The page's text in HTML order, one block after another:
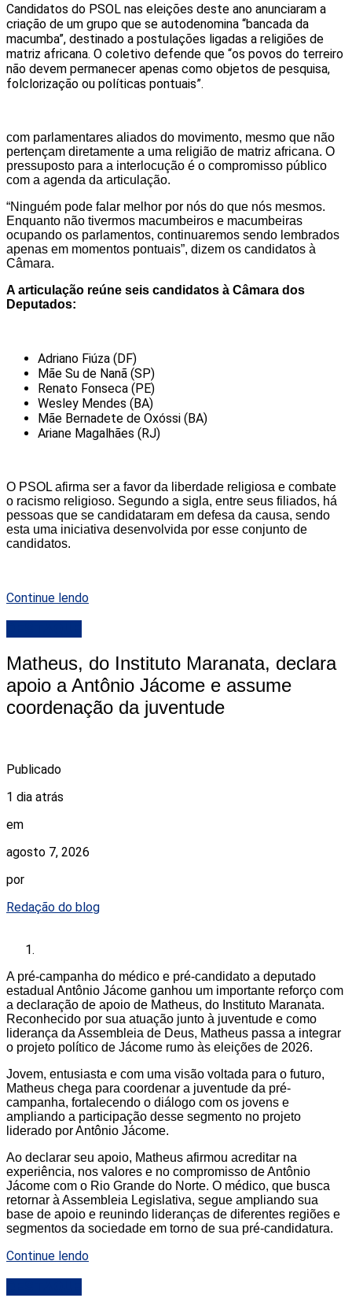
Candidatos do PSOL nas eleições deste ano anunciaram a
criação de um grupo que se autodenomina “bancada da
macumba”, destinado a postulações ligadas a religiões de
matriz africana. O coletivo defende que “os povos do terreiro
não devem permanecer apenas como objetos de pesquisa,
folclorização ou políticas pontuais”.
com parlamentares aliados do movimento, mesmo que não
pertençam diretamente a uma religião de matriz africana. O
pressuposto para a interlocução é o compromisso público
com a agenda da articulação.
“Ninguém pode falar melhor por nós do que nós mesmos.
Enquanto não tivermos macumbeiros e macumbeiras
ocupando os parlamentos, continuaremos sendo lembrados
apenas em momentos pontuais”, dizem os candidatos à
Câmara.
A articulação reúne seis candidatos à Câmara dos
Deputados:
Adriano Fiúza (DF)
Mãe Su de Nanã (SP)
Renato Fonseca (PE)
Wesley Mendes (BA)
Mãe Bernadete de Oxóssi (BA)
Ariane Magalhães (RJ)
O PSOL afirma ser a favor da liberdade religiosa e combate
o racismo religioso. Segundo a sigla, entre seus filiados, há
pessoas que se candidataram em defesa da causa, sendo
esta uma iniciativa desenvolvida por esse conjunto de
candidatos.
Continue lendo
Matheus, do Instituto Maranata, declara
apoio a Antônio Jácome e assume
coordenação da juventude
Publicado
1 dia atrás
em
agosto 7, 2026
por
Redação do blog
A pré-campanha do médico e pré-candidato a deputado
estadual Antônio Jácome ganhou um importante reforço com
a declaração de apoio de Matheus, do Instituto Maranata.
Reconhecido por sua atuação junto à juventude e como
liderança da Assembleia de Deus, Matheus passa a integrar
o projeto político de Jácome rumo às eleições de 2026.
Jovem, entusiasta e com uma visão voltada para o futuro,
Matheus chega para coordenar a juventude da pré-
campanha, fortalecendo o diálogo com os jovens e
ampliando a participação desse segmento no projeto
liderado por Antônio Jácome.
Ao declarar seu apoio, Matheus afirmou acreditar na
experiência, nos valores e no compromisso de Antônio
Jácome com o Rio Grande do Norte. O médico, que busca
retornar à Assembleia Legislativa, segue ampliando sua
base de apoio e reunindo lideranças de diferentes regiões e
segmentos da sociedade em torno de sua pré-candidatura.
Continue lendo